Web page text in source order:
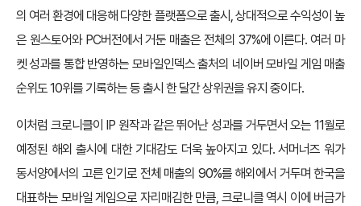
의 여러 환경에 대응해 다양한 플랫폼으로 출시, 상대적으로 수익성이 높
은 원스토어와 PC버전에서 거둔 매출은 전체의 37%에 이른다. 여러 마
켓 성과를 통합 반영하는 모바일인덱스 출처의 네이버 모바일 게임 매출
순위도 10위를 기록하는 등 출시 한 달간 상위권을 유지 중이다.
이처럼 크로니클이 IP 원작과 같은 뛰어난 성과를 거두면서 오는 11월로
예정된 해외 출시에 대한 기대감도 더욱 높아지고 있다. 서머너즈 워가
동서양에서의 고른 인기로 전체 매출의 90%를 해외에서 거두며 한국을
대표하는 모바일 게임으로 자리매김한 만큼, 크로니클 역시 이에 버금가